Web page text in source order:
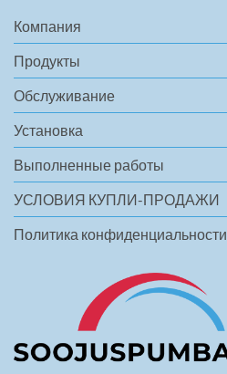
Компания
Продукты
Обслуживание
Установка
Выполненные работы
УСЛОВИЯ КУПЛИ-ПРОДАЖИ
Политика конфиденциальности